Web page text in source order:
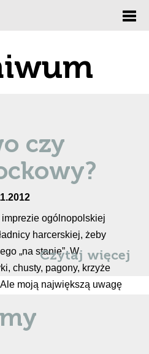
czy
ogólnopolskiej
harcerskiej, żeby
„na stanie”. W
chusty, pagony, krzyże
moją największą uwagę
Czytaj więcej